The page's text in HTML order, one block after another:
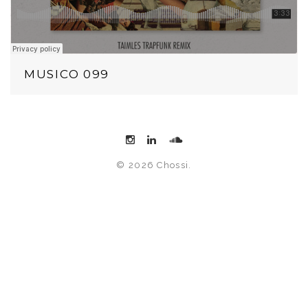
MUSICO 099
© 2026 Chossi.